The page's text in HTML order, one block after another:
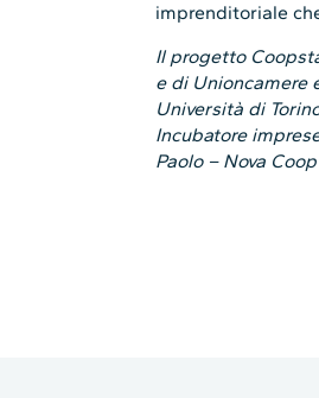
imprenditoriale
Il progetto
e di Unioncamere
Università di
Incubatore
Paolo – Nova